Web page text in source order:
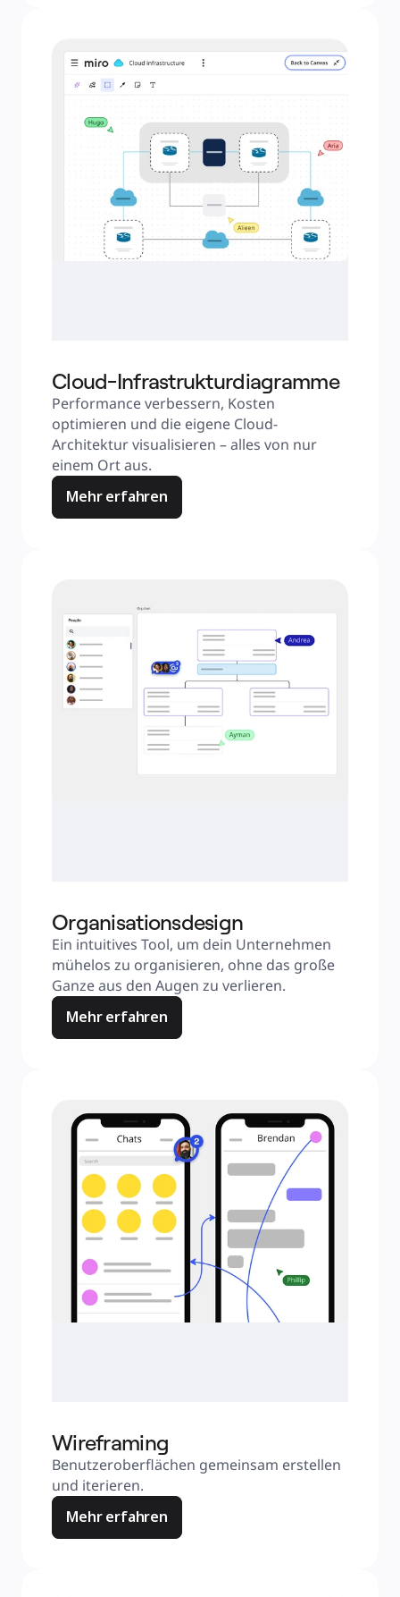
Cloud-Infrastrukturdiagramme
Performance verbessern, Kosten
optimieren und die eigene Cloud-
Architektur visualisieren – alles von nur
einem Ort aus.
Mehr erfahren
Organisationsdesign
Ein intuitives Tool, um dein Unternehmen
mühelos zu organisieren, ohne das große
Ganze aus den Augen zu verlieren.
Mehr erfahren
Wireframing
Benutzeroberflächen gemeinsam erstellen
und iterieren.
Mehr erfahren